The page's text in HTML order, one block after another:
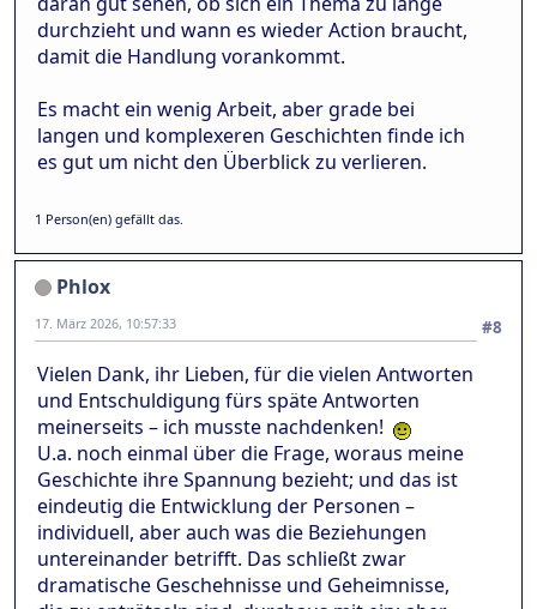
durchzieht und wann es wieder Action braucht,
damit die Handlung vorankommt.
Es macht ein wenig Arbeit, aber grade bei
langen und komplexeren Geschichten finde ich
es gut um nicht den Überblick zu verlieren.
1 Person(en) gefällt das.
Phlox
#8
17. März 2026, 10:57:33
Vielen Dank, ihr Lieben, für die vielen Antworten
und Entschuldigung fürs späte Antworten
meinerseits – ich musste nachdenken!
U.a. noch einmal über die Frage, woraus meine
Geschichte ihre Spannung bezieht; und das ist
eindeutig die Entwicklung der Personen –
individuell, aber auch was die Beziehungen
untereinander betrifft. Das schließt zwar
dramatische Geschehnisse und Geheimnisse,